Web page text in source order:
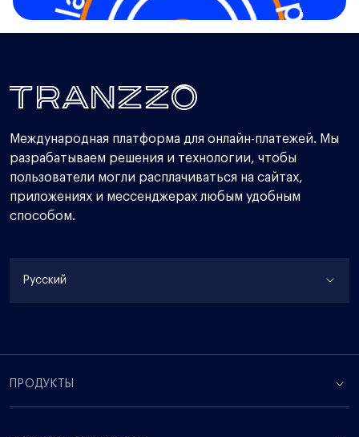
Международная платформа для онлайн-платежей. Мы
разрабатываем решения и технологии, чтобы
пользователи могли расплачиваться на сайтах,
приложениях и мессенджерах любым удобным
способом.
Русский
ПРОДУКТЫ